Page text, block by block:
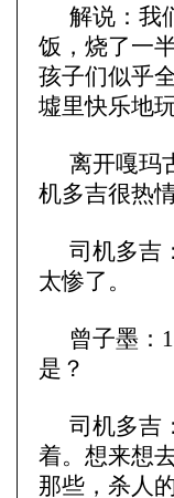
解说： 我
饭，烧了一
孩子们似乎
墟里快乐地玩
离开嘎玛
机多吉很热
司机多吉
太惨了。
曾子墨：
是？
司机多吉
着。想来想
那些，杀人